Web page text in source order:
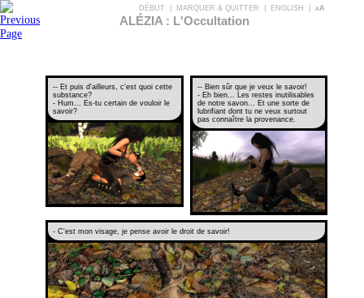
DÉBUT MARQUER & QUITTER ENGLISH aA
ALÉZIA : L'Occultation
-- Et puis d'ailleurs, c'est quoi cette
substance?
- Hum... Es-tu certain de vouloir le
savoir?
-- Bien sûr que je veux le savoir!
- Eh bien... Les restes inutilisables
de notre savon... Et une sorte de
lubrifiant dont tu ne veux surtout
pas connaître la provenance.
- C'est mon visage, je pense avoir le droit de savoir!